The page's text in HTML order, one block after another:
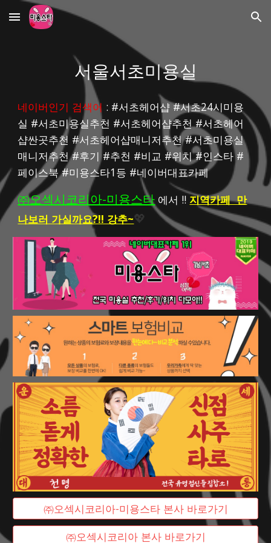
Skip to main content Skip to navigation
서울서초미용실
네이버인기 검색어 : #서초헤어샵 #서초24시미용
실 #서초미용실추천 #서초헤어샵추천 #서초헤어
샵싼곳추천 #서초헤어샵매니저추천 #서초미용실
매니저추천 #후기 #추천 #비교 #위치 #인스타 #
페이스북 #미용스타1등 #네이버대표카페
㈜오섹시코리아-미용스타 에서 !! 지역카페  만
나보러 가실까요?!! 강추~💖
㈜오섹시코리아-미용스타 본사 바로가기
㈜오섹시코리아 본사 바로가기